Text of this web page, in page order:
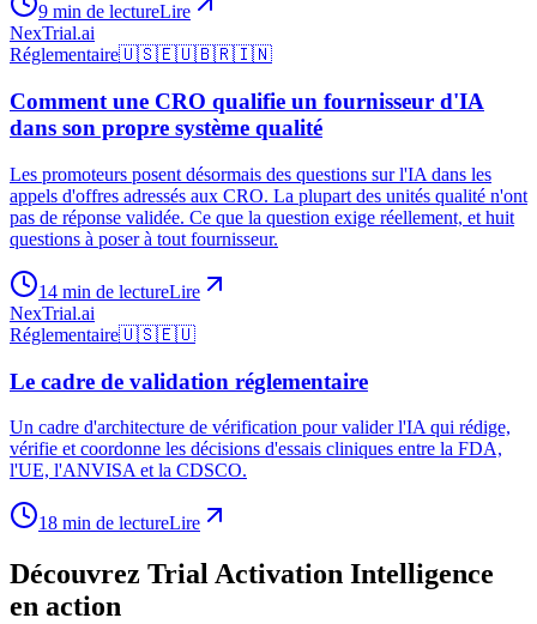
9 min de lectureLire
NexTrial.ai
Réglementaire🇺🇸🇪🇺🇧🇷🇮🇳
Comment une CRO qualifie un fournisseur d'IA
dans son propre système qualité
Les promoteurs posent désormais des questions sur l'IA dans les
appels d'offres adressés aux CRO. La plupart des unités qualité n'ont
pas de réponse validée. Ce que la question exige réellement, et huit
questions à poser à tout fournisseur.
14 min de lectureLire
NexTrial.ai
Réglementaire🇺🇸🇪🇺
Le cadre de validation réglementaire
Un cadre d'architecture de vérification pour valider l'IA qui rédige,
vérifie et coordonne les décisions d'essais cliniques entre la FDA,
l'UE, l'ANVISA et la CDSCO.
18 min de lectureLire
Découvrez Trial Activation Intelligence
en action